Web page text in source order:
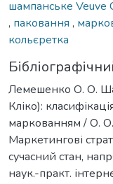
шампанське Veuve
, паковання ,
кольєретка
Лемешенко О. О.
Кліко):
маркованням / О.
Маркетингові
сучасний стан,
наук.-практ.